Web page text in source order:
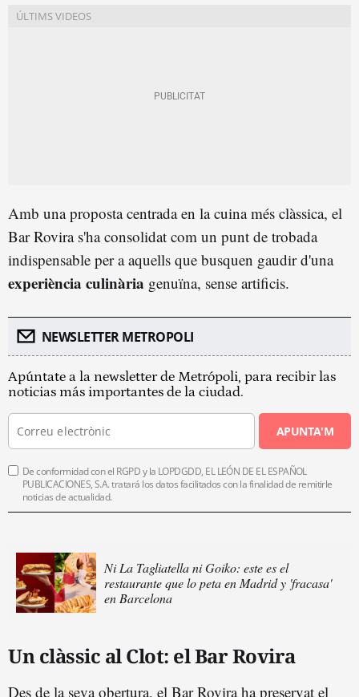
Amb una proposta centrada en la cuina més clàssica, el
Bar Rovira s'ha consolidat com un punt de trobada
indispensable per a aquells que busquen gaudir d'una
experiència culinària genuïna, sense artificis.
NEWSLETTER METROPOLI
Apúntate a la newsletter de Metrópoli, para recibir las
noticias más importantes de la ciudad.
APUNTA'M
De conformidad con el RGPD y la LOPDGDD, EL LEÓN DE EL ESPAÑOL
PUBLICACIONES, S.A. tratará los datos facilitados con la finalidad de remitirle
noticias de actualidad.
Ni La Tagliatella ni Goiko: este es el
restaurante que lo peta en Madrid y 'fracasa'
en Barcelona
Un clàssic al Clot: el Bar Rovira
Des de la seva obertura, el Bar Rovira ha preservat el